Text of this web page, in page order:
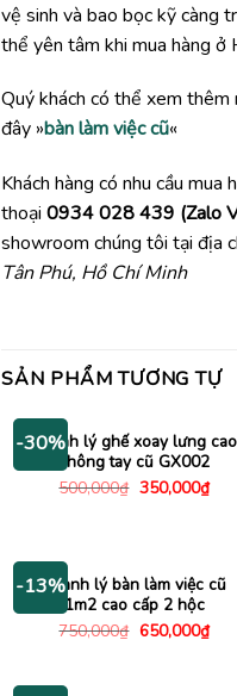
vệ sinh và bao bọc kỹ càng
thể yên tâm khi mua hàng ở
Quý khách có thể xem thêm
đây »bàn làm việc cũ«
Khách hàng có nhu cầu mua
thoại 0934 028 439 (Zalo
showroom chúng tôi tại địa
Tân Phú, Hồ Chí Minh
SẢN PHẨM TƯƠNG TỰ
-30%
Thanh lý ghế xoay lưng cao
không tay cũ GX002
500,000₫ Giá
350,000₫Giá
hiện
-13%Thanh lý bàn làm việc cũ
1m2 cao cấp 2 hộc
750,000₫ Giá
650,000₫Giá
hiện